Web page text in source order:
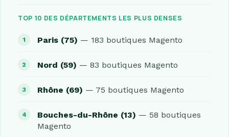
TOP 10 DES DÉPARTEMENTS LES PLUS DENSES
Paris (75) — 183 boutiques Magento
Nord (59) — 83 boutiques Magento
Rhône (69) — 75 boutiques Magento
Bouches-du-Rhône (13) — 58 boutiques
Magento